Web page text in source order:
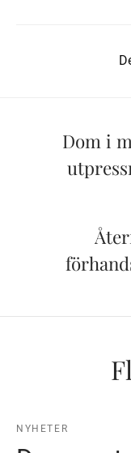
Dom i
NYHETER